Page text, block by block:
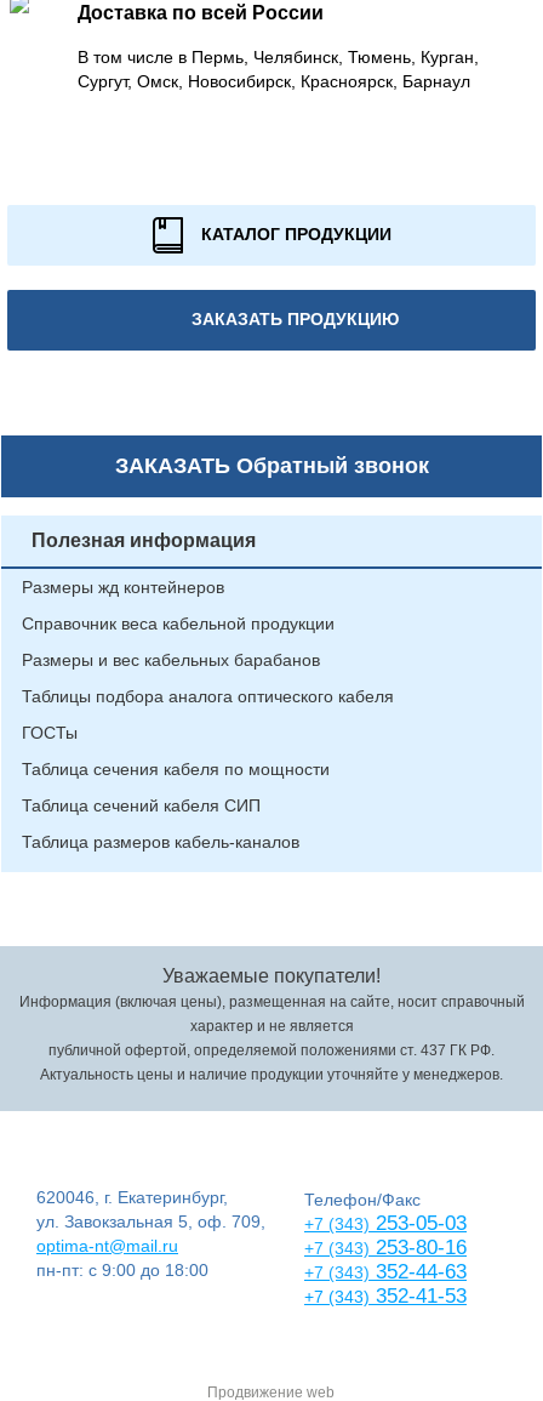
Доставка по всей России
В том числе в Пермь, Челябинск, Тюмень, Курган,
Сургут, Омск, Новосибирск, Красноярск, Барнаул
КАТАЛОГ ПРОДУКЦИИ
ЗАКАЗАТЬ ПРОДУКЦИЮ
ЗАКАЗАТЬОбратный звонок
Полезная информация
Размеры жд контейнеров
Справочник веса кабельной продукции
Размеры и вес кабельных барабанов
Таблицы подбора аналога оптического кабеля
ГОСТы
Таблица сечения кабеля по мощности
Таблица сечений кабеля СИП
Таблица размеров кабель-каналов
Уважаемые покупатели!
Информация (включая цены), размещенная на сайте, носит справочный
характер и не является
публичной офертой, определяемой положениями ст. 437 ГК РФ.
Актуальность цены и наличие продукции уточняйте у менеджеров.
620046, г. Екатеринбург,
ул. Завокзальная 5, оф. 709,
optima-nt@mail.ru
пн-пт: с 9:00 до 18:00
Телефон/Факс
+7 (343) 253-05-03
+7 (343) 253-80-16
+7 (343) 352-44-63
+7 (343) 352-41-53
Продвижение web